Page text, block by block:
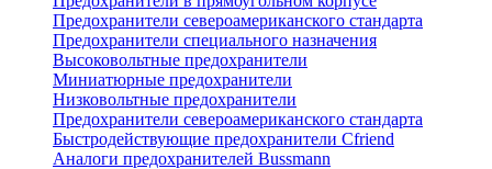
Предохранители североамериканского стандарта
Предохранители специального назначения
Высоковольтные предохранители
Миниатюрные предохранители
Низковольтные предохранители
Предохранители североамериканского стандарта
Быстродействующие предохранители Cfriend
Аналоги предохранителей Bussmann